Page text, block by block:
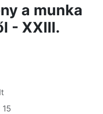
a munka
- XXIII.